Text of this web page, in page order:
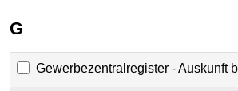
G
Gewerbezentralregister - Auskunft